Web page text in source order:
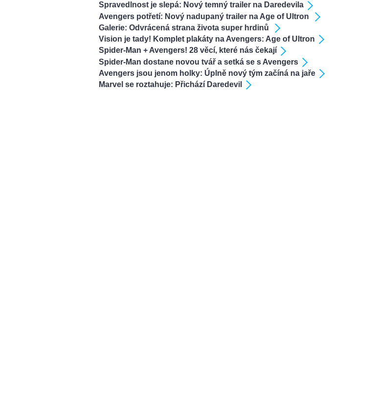
Spravedlnost je slepá: Nový temný trailer na Daredevila
Avengers potřetí: Nový nadupaný trailer na Age of Ultron
Galerie: Odvrácená strana života super hrdinů
Vision je tady! Komplet plakáty na Avengers: Age of Ultron
Spider-Man + Avengers! 28 věcí, které nás čekají
Spider-Man dostane novou tvář a setká se s Avengers
Avengers jsou jenom holky: Úplně nový tým začíná na jaře
Marvel se roztahuje: Přichází Daredevil